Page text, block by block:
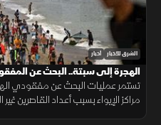
الشرق للأخبار أخبار
الهجرة إلى سبتة.. البحث عن
تستمر عمليات البحث عن مفقودي
مراكز الإيواء بسبب أعداد القاصرين